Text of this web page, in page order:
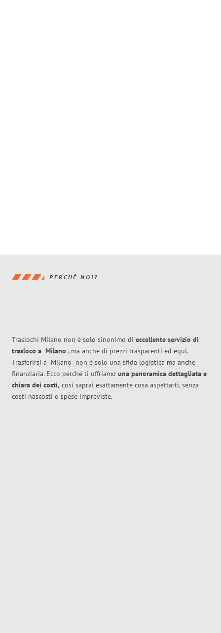
PERCHÉ NOI?
Traslochi Milano non è solo sinonimo di eccellente servizio di
trasloco a Milano , ma anche di prezzi trasparenti ed equi.
Trasferirsi a Milano non è solo una sfida logistica ma anche
finanziaria. Ecco perché ti offriamo una panoramica dettagliata e
chiara dei costi, così saprai esattamente cosa aspettarti, senza
costi nascosti o spese impreviste.